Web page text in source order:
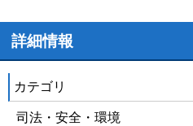
詳細情報
カテゴリ
司法・安全・環境